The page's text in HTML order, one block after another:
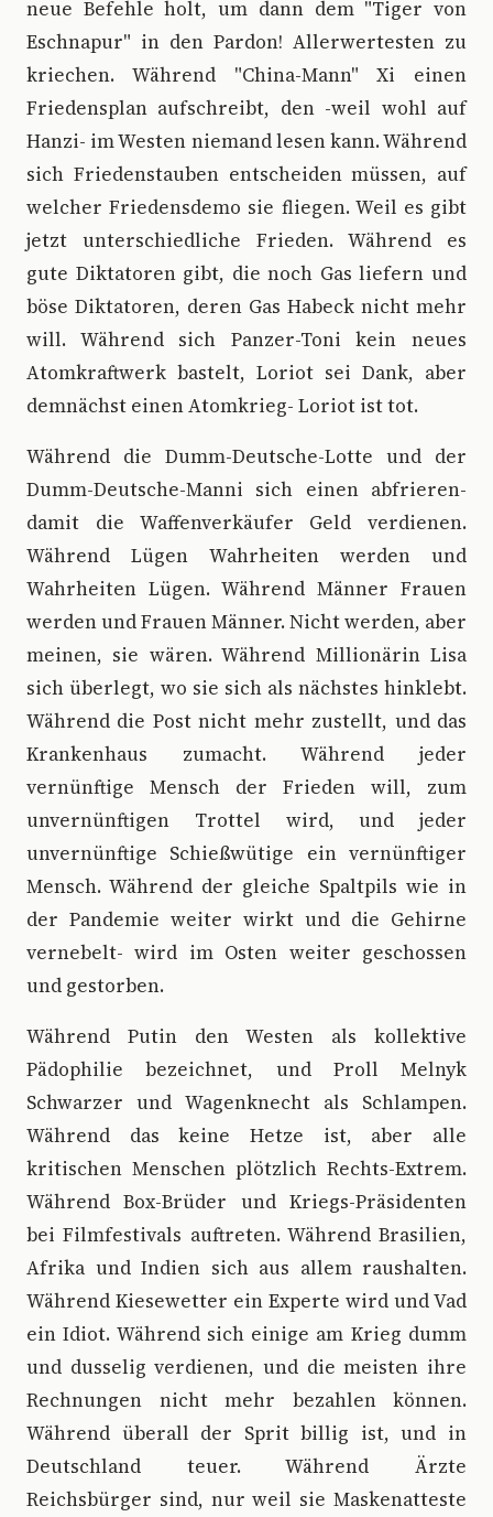
neue Befehle holt, um dann dem "Tiger von
Eschnapur" in den Pardon! Allerwertesten zu
kriechen. Während "China-Mann" Xi einen
Friedensplan aufschreibt, den -weil wohl auf
Hanzi- im Westen niemand lesen kann. Während
sich Friedenstauben entscheiden müssen, auf
welcher Friedensdemo sie fliegen. Weil es gibt
jetzt unterschiedliche Frieden. Während es
gute Diktatoren gibt, die noch Gas liefern und
böse Diktatoren, deren Gas Habeck nicht mehr
will. Während sich Panzer-Toni kein neues
Atomkraftwerk bastelt, Loriot sei Dank, aber
demnächst einen Atomkrieg- Loriot ist tot.
Während die Dumm-Deutsche-Lotte und der
Dumm-Deutsche-Manni sich einen abfrieren-
damit die Waffenverkäufer Geld verdienen.
Während Lügen Wahrheiten werden und
Wahrheiten Lügen. Während Männer Frauen
werden und Frauen Männer. Nicht werden, aber
meinen, sie wären. Während Millionärin Lisa
sich überlegt, wo sie sich als nächstes hinklebt.
Während die Post nicht mehr zustellt, und das
Krankenhaus zumacht. Während jeder
vernünftige Mensch der Frieden will, zum
unvernünftigen Trottel wird, und jeder
unvernünftige Schießwütige ein vernünftiger
Mensch. Während der gleiche Spaltpils wie in
der Pandemie weiter wirkt und die Gehirne
vernebelt- wird im Osten weiter geschossen
und gestorben.
Während Putin den Westen als kollektive
Pädophilie bezeichnet, und Proll Melnyk
Schwarzer und Wagenknecht als Schlampen.
Während das keine Hetze ist, aber alle
kritischen Menschen plötzlich Rechts-Extrem.
Während Box-Brüder und Kriegs-Präsidenten
bei Filmfestivals auftreten. Während Brasilien,
Afrika und Indien sich aus allem raushalten.
Während Kiesewetter ein Experte wird und Vad
ein Idiot. Während sich einige am Krieg dumm
und dusselig verdienen, und die meisten ihre
Rechnungen nicht mehr bezahlen können.
Während überall der Sprit billig ist, und in
Deutschland teuer. Während Ärzte
Reichsbürger sind, nur weil sie Maskenatteste